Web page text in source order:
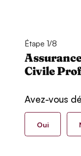
Étape 1/8
Civile
Avez-vous
Oui